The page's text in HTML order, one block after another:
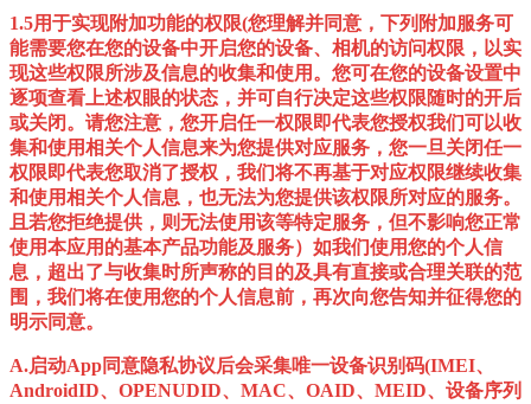
1.5用于实现附加功能的权限(您理解并同意，下列附加服务可
能需要您在您的设备中开启您的设备、相机的访问权限，以实
现这些权限所涉及信息的收集和使用。您可在您的设备设置中
逐项查看上述权眼的状态，并可自行决定这些权限随时的开后
或关闭。请您注意，您开启任一权限即代表您授权我们可以收
集和使用相关个人信息来为您提供对应服务，您一旦关闭任一
权限即代表您取消了授权，我们将不再基于对应权限继续收集
和使用相关个人信息，也无法为您提供该权限所对应的服务。
且若您拒绝提供，则无法使用该等特定服务，但不影响您正常
使用本应用的基本产品功能及服务）如我们使用您的个人信
息，超出了与收集时所声称的目的及具有直接或合理关联的范
围，我们将在使用您的个人信息前，再次向您告知并征得您的
明示同意。
A.启动App同意隐私协议后会采集唯一设备识别码(IMEI、
AndroidID、OPENUDID、MAC、OAID、MEID、设备序列